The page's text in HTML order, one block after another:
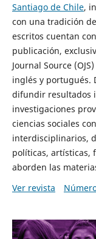
Santiago de Chile,
con una tradición
escritos cuentan
publicación,
Journal Source
inglés y portugués.
difundir resultados
investigaciones
ciencias sociales
interdisciplinarios,
políticas, artísticas,
aborden las
Ver revista